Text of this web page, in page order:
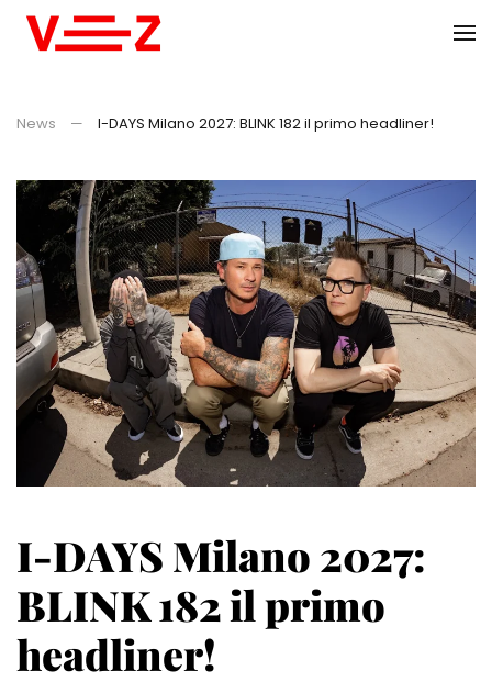
News I-DAYS Milano 2027: BLINK 182 il primo headliner!
I-DAYS Milano 2027:
BLINK 182 il primo
headliner!